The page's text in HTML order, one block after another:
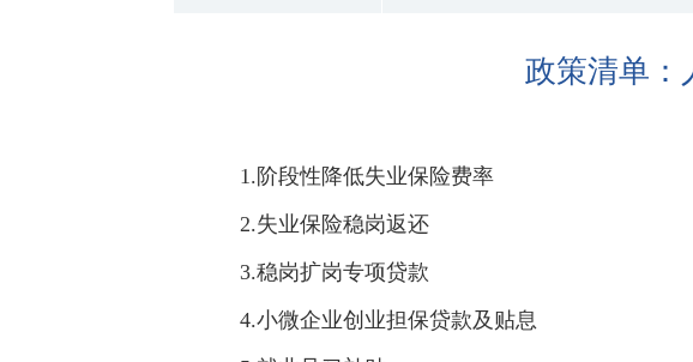
政策清单：
1.阶段性降低失业保险费率
2.失业保险稳岗返还
3.稳岗扩岗专项贷款
4.小微企业创业担保贷款及贴息